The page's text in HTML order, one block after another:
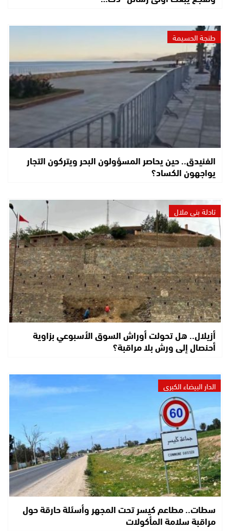
طنجة الحسيمة
الفنيدق.. حين يحاصر المسؤولون البحر ويتركون التجار
يواجهون الكساد؟
تادلة بني ملال
أزيلال.. هل تحولت أوراش السوق الأسبوعي بزاوية
أحنصال إلى ورش بلا مراقبة؟
الدار البيضاء الكبرى
سطات.. مطاعم كيسر تحت المجهر وأسئلة حارقة حول
مراقبة سلامة المأكولات